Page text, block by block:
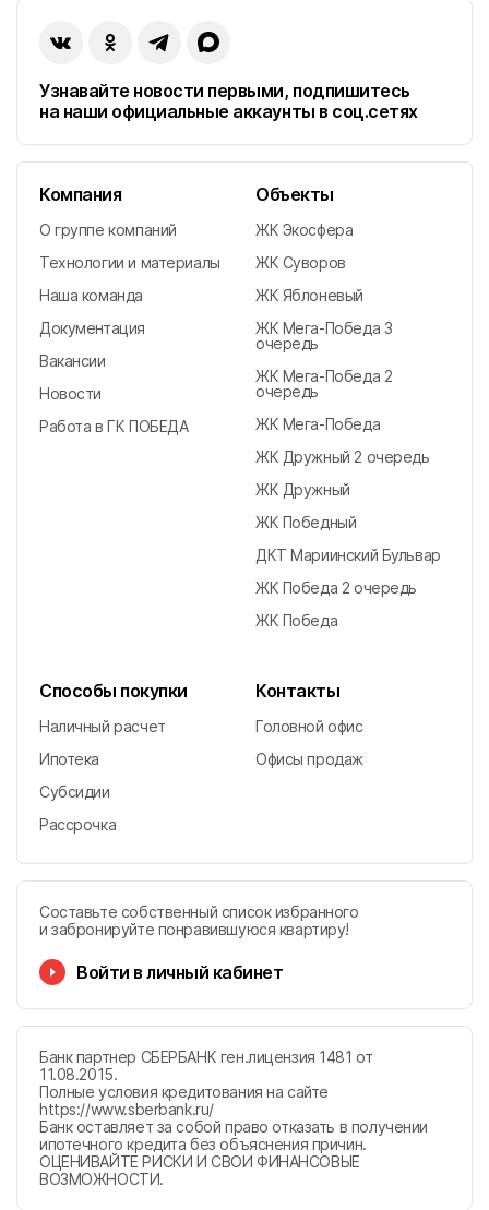
г. Краснодар
Головной офис
ПОКАЗАТЬ ВСЕ ОБЪЕКТЫ
г. Майкоп
г. Кропоткин
г. Гулькевичи
Узнавайте новости первыми, подпишитесь
на наши официальные аккаунты в соц.сетях
Компания
О группе компаний
Технологии и материалы
Наша команда
Документация
Вакансии
Новости
Работа в ГК ПОБЕДА
Объекты
ЖК Экосфера
ЖК Суворов
ЖК Яблоневый
ЖК Мега-Победа 3
очередь
ЖК Мега-Победа 2
очередь
ЖК Мега-Победа
ЖК Дружный 2 очередь
ЖК Дружный
ЖК Победный
ДКТ Мариинский Бульвар
ЖК Победа 2 очередь
ЖК Победа
Способы покупки
Наличный расчет
Ипотека
Субсидии
Рассрочка
Контакты
Головной офис
Офисы продаж
Составьте собственный список избранного
и забронируйте понравившуюся квартиру!
Войти в личный кабинет
Банк партнер СБЕРБАНК ген.лицензия 1481 от
11.08.2015.
Полные условия кредитования на сайте
https://www.sberbank.ru/
Банк оставляет за собой право отказать в получении
ипотечного кредита без объяснения причин.
ОЦЕНИВАЙТЕ РИСКИ И СВОИ ФИНАНСОВЫЕ
ВОЗМОЖНОСТИ.